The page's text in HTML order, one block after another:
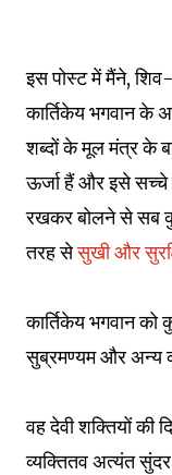
इस पोस्ट में मैंने,
कार्तिकेय भगवान के
शब्दों के मूल मंत्र के
ऊर्जा हैं और इसे सच्चे
रखकर बोलने से सब
तरह सेसुखी और
कार्तिकेय भगवान
सुब्रमण्यम और अन्य
वह देवी शक्तियों की
व्यक्तितव अत्यंत